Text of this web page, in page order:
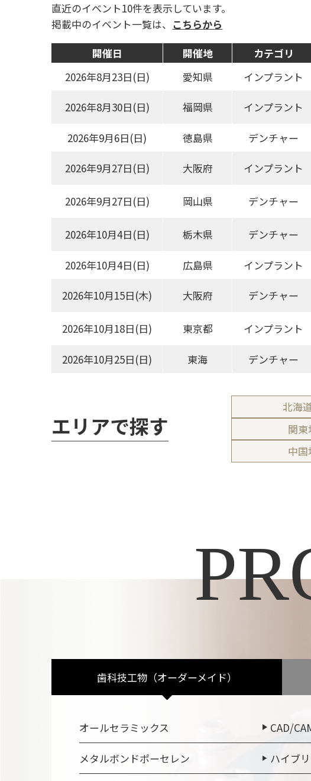
直近のイベント10件を表示しています。
掲載中のイベント一覧は、 こちらから
開催日 開催地 カテゴリ
2026年8月23日(日)
愛知県 インプラント
2026年8月30日(日) 福岡県 インプラント
2026年9月6日(日) 徳島県 デンチャー
2026年9月27日(日) 大阪府 インプラント
2026年9月27日(日) 岡山県 デンチャー
2026年10月4日(日) 栃木県 デンチャー
2026年10月4日(日) 広島県 インプラント
2026年10月15日(木) 大阪府 デンチャー
2026年10月18日(日) 東京都 インプラント
2026年10月25日(日) 東海 デンチャー
エリアで探す
北海
関東
中
歯科技工物（オーダーメイド）
オールセラミックス CAD/
メタルボンドポーセレン ハイブ